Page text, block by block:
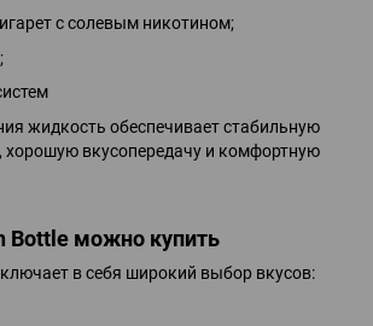
с солевым никотином;
жидкость обеспечивает стабильную
хорошую вкусопередачу и комфортную
Bottle можно купить
в себя широкий выбор вкусов: